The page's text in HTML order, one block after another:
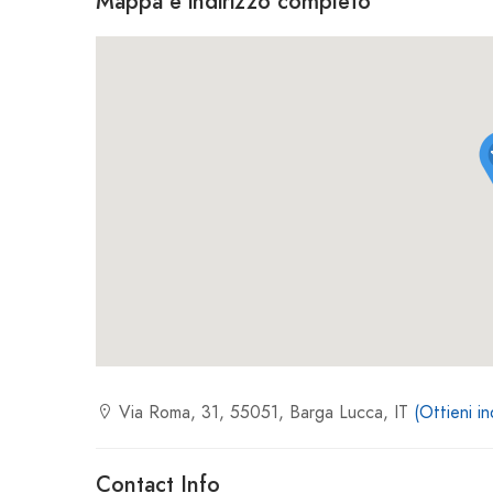
Via Roma, 31, 55051, Barga Lucca, IT (Ottieni
Contact Info